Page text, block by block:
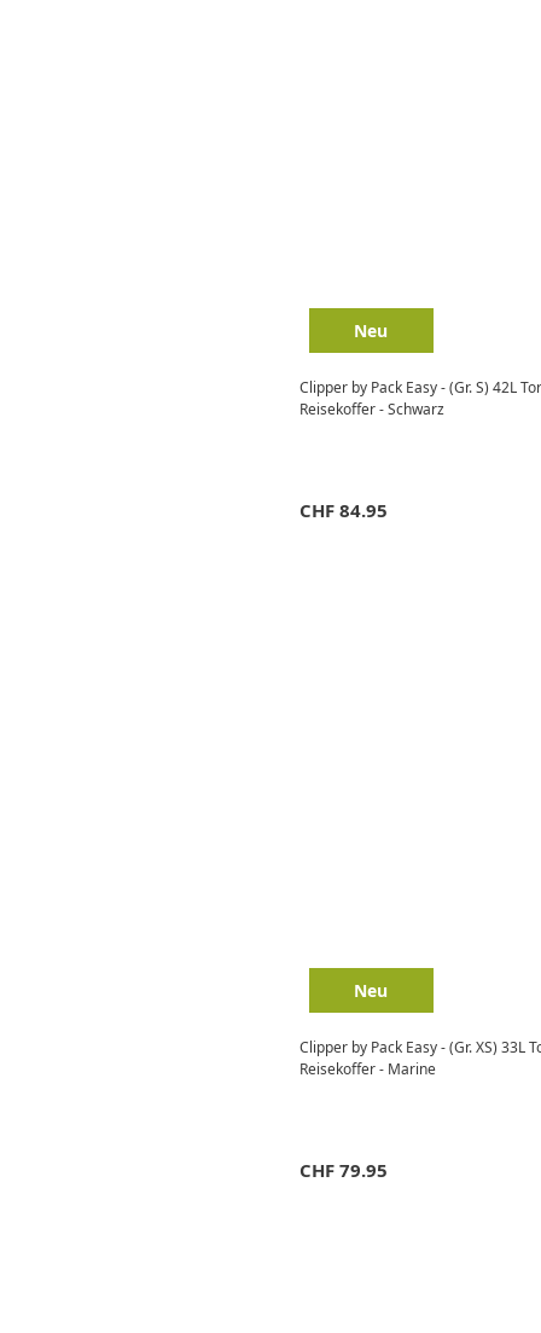
Neu
Clipper by Pack Easy - (Gr. S) 42L
Reisekoffer - Schwarz
CHF 84.95
Neu
Clipper by Pack Easy - (Gr. XS) 33L
Reisekoffer - Marine
CHF 79.95